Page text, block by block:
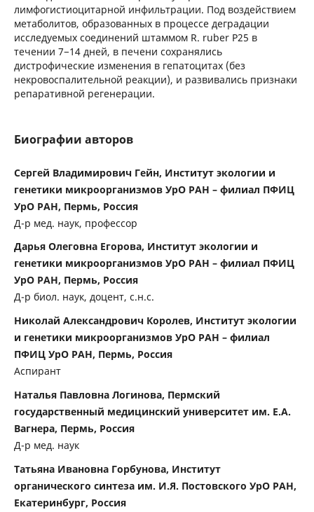
лимфогистиоцитарной инфильтрации. Под воздействием
метаболитов, образованных в процессе деградации
исследуемых соединений штаммом R. ruber Р25 в
течении 7−14 дней, в печени сохранялись
дистрофические изменения в гепатоцитах (без
некровоспалительной реакции), и развивались признаки
репаративной регенерации.
Биографии авторов
Сергей Владимирович Гейн, Институт экологии и
генетики микроорганизмов УрО РАН – филиал ПФИЦ
УрО РАН, Пермь, Россия
Д-р мед. наук, профессор
Дарья Олеговна Егорова, Институт экологии и
генетики микроорганизмов УрО РАН – филиал ПФИЦ
УрО РАН, Пермь, Россия
Д-р биол. наук, доцент, с.н.c.
Николай Александрович Королев, Институт экологии
и генетики микроорганизмов УрО РАН – филиал
ПФИЦ УрО РАН, Пермь, Россия
Аспирант
Наталья Павловна Логинова, Пермский
государственный медицинский университет им. Е.А.
Вагнера, Пермь, Россия
Д-р мед. наук
Татьяна Ивановна Горбунова, Институт
органического синтеза им. И.Я. Постовского УрО РАН,
Екатеринбург, Россия